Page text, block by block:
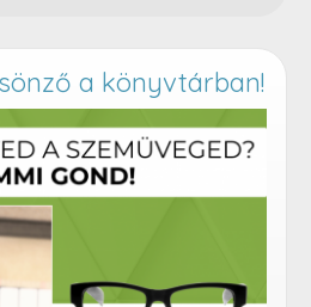
a könyvtárban!